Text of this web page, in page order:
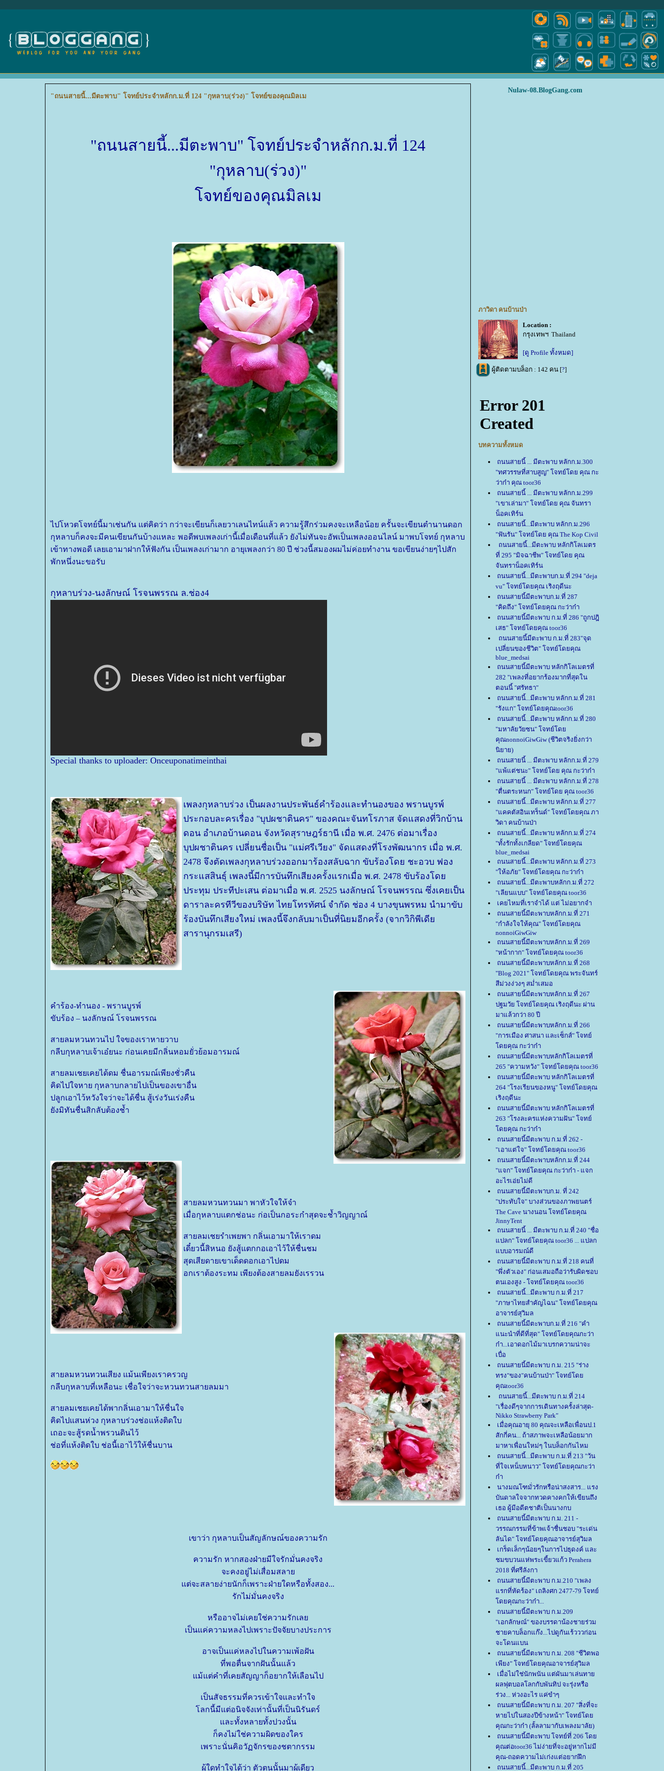
"ถนนสายนี้...มีตะพาบ" โจทย์ประจำหลักก.ม.ที่ 124 "กุหลาบ(ร่วง)" โจทย์ของคุณมิลเม
"ถนนสายนี้...มีตะพาบ" โจทย์ประจำหลักก.ม.ที่ 124
"กุหลาบ(ร่วง)"
จทย์ของคุณมิลเม
ไปโหวตโจทย์นี้มาเช่นกัน แต่คิดว่า กว่าจะเขียนก็เลยวาเลนไทน์แล้ว ความรู้สึกร่วมคงจะเหลือน้อย ครั้นจะเขียนตำนานดอก
กุหลาบก็คงจะมีคนเขียนกันบ้างแหละ พอดีพบเพลงเก่านี้เมื่อเดือนที่แล้ว ยังไม่ทันจะอัพเป็นเพลงออนไลน์ มาพบโจทย์ กุหลาบ
เข้าทางพอดี เลยเอามาฝากให้ฟังกัน เป็นเพลงเก่ามาก อายุเพลงกว่า 80 ปี ช่วงนี้สมองผมไม่ค่อยทำงาน ขอเขียนง่ายๆไปสัก
พักหนึ่งนะขอรับ
กุหลาบร่วง-นงลักษณ์ โรจนพรรณ ล.ช่อง4
Special thanks to uploader: Onceuponatimeinthai
เพลงกุหลาบร่วง เป็นผลงานประพันธ์คำร้องและทำนองของ พรานบูรพ์
ประกอบละครเรื่อง "บุปผชาตินคร" ของคณะจันทโรภาส จัดแสดงที่วิกบ้าน
ดอน อำเภอบ้านดอน จังหวัดสุราษฎร์ธานี เมื่อ พ.ศ. 2476 ต่อมาเรื่อง
บุปผชาตินคร เปลี่ยนชื่อเป็น "แม่ศรีเวียง" จัดแสดงที่โรงพัฒนากร เมื่อ พ.ศ.
2478 จึงตัดเพลงกุหลาบร่วงออกมาร้องสลับฉาก ขับร้องโดย ชะอวบ ฟอง
กระแสสินธุ์ เพลงนี้มีการบันทึกเสียงครั้งแรกเมื่อ พ.ศ. 2478 ขับร้องโด
ประทุม ประทีปะเสน ต่อมาเมื่อ พ.ศ. 2525 นงลักษณ์ โรจนพรรณ ซึ่งเคยเป็น
ดาราละครทีวีของบริษัท ไทยโทรทัศน์ จำกัด ช่อง 4 บางขุนพรหม นำมาขับ
ร้องบันทึกเสียงใหม่ เพลงนี้จึงกลับมาเป็นที่นิยมอีกครั้ง (จากวิกิพีเดี
สารานุกรมเสรี)
คำร้อง-ทำนอง - พรานบูรพ์
ขับร้อง – นงลักษณ์ โรจนพรรณ
สายลมหวนทวนไป ใจของเราหายวาบ
กลีบกุหลาบเจ้าเอ๋ยนะ ก่อนเคยมีกลิ่นหอมยั่วย้อมอารมณ์
สายลมเชยเคยได้ดม ชื่นอารมณ์เพียงชั่วคืน
คิดไปใจหาย กุหลาบกลายไปเป็นของเขาอื่น
ปลูกเอาไว้หวังใจว่าจะได้ชื่น สู้เร่งวันเร่งคืน
ังมิทันชื่นสิกลับต้องช้ำ
สายลมหวนทวนมา พาหัวใจให้จำ
เมื่อกุหลาบแตกช่อนะ ก่อเป็นกอระกำสุดจะช้ำวิญญาณ์
สายลมเชยรำเพยพา กลิ่นเอามาให้เราดม
เดี๋ยวนี้สิหนอ ยังสู้แตกกอเอาไว้ให้ชื่นชม
สุดเสียดายเขาเด็ดดอกเอาไปดม
อกเราต้องระทม เพียงต้องสายลมยังเรรวน
สายลมหวนทวนเสียง แม้นเพียงเราครวญ
กลีบกุหลาบที่เหลือนะ เชื่อใจว่าจะหวนทวนสายลมมา
สายลมเชยเคยได้พากลิ่นเอามาให้ชื่นใจ
คิดไปแสนห่วง กุหลาบร่วงช่อแห้งติดใบ
เถอะจะสู้รดน้ำพรวนดินไว้
ช่อที่แห้งติดใบ ช่อนี้เอาไว้ให้ชื่นบาน
เขาว่า กุหลาบเป็นสัญลักษณ์ของความรัก
ความรัก หากสองฝ่ายมีใจรักมั่นคงจริง
จะคงอยู่ไม่เสื่อมสลา
ต่จะสลายง่ายนักก็เพราะฝ่ายใดหรือทั้งสอง...
รักไม่มั่นคงจริง
หรืออาจไม่เคยใช่ความรักเล
เป็นแค่ความหลงไปเพราะปัจจัยบางประการ
อาจเป็นแค่หลงไปในความเพ้อฝัน
ที่พอตื่นจากฝันนั้นแล้ว
ม้แต่คำที่เคยสัญญาก็อยากให้เลือนไป
เป็นสัจธรรมที่ควรเข้าใจและทำใจ
ลกนี้มีแต่อนิจจังเท่านั้นที่เป็นนิรันดร์
ละทั้งหลายทั้งปวงนั้น
ก็คงไม่ใช่ความผิดของใคร
เพราะนั่นคิอวัฏจักรของชตากรรม
ผู้ใดทำใจได้ว่า ตัวตนนั้นมาผู้เดียว
Nulaw-08.BlogGang.com
ภาวิดา คนบ้านป่า
Location :
กรุงเทพฯ Thailand
[ดู Profile ทั้งหมด]
ผู้ติดตามบล็อก : 142 คน [?]
บทความทั้งหมด
ถนนสายนี้ ... มีตะพาบ หลักก.ม.300
"ทศวรรษที่สาบสูญ" โจทย์โดย คุณ กะ
ว่าก๋า คุณ toor36
ถนนสายนี้ ... มีตะพาบ หลักก.ม.299
"เขาเล่ามา" โจทย์โดย คุณ จันทรา
น็อคเทิร์น
ถนนสายนี้...มีตะพาบ หลักก.ม.296
"ฟันรัน" โจทย์โดย คุณ The Kop Civil
ถนนสายนี้...มีตะพาบ หลักกิโลเมตร
ที่ 295 "มิจฉาชีพ" โจทย์โดย คุณ
จันทราน็อคเทิร์น
ถนนสายนี้...มีตะพาบก.ม.ที่ 294 "deja
vu" โจทย์โดยคุณ เริงฤดีนะ
ถนนสายนี้มีตะพาบก.ม.ที่ 287
"คิดถึง" โจทย์โดยคุณ กะว่าก๋า
ถนนสายนี้มีตะพาบ ก.ม.ที่ 286 "ถูกปฎิ
เสธ" โจทย์โดยคุณ toor36
ถนนสายนี้มีตะพาบ ก.ม.ที่ 283"จุด
เปลี่ยนของชีวิต" โจทย์โดยคุณ
blue_medsai
ถนนสายนี้มีตะพาบ หลักกิโลเมตรที่
282 "เพลงที่อยากร้องมากที่สุดใน
ตอนนี้ "ศรัทธา"
ถนนสายนี้...มีตะพาบ หลักก.ม.ที่ 281
"รังแก" โจทย์โดยคุณtoor36
ถนนสายนี้...มีตะพาบ หลักก.ม.ที่ 280
"มหาลัยวัยซน" โจทย์โด
คุณnonnoiGiwGiw (ชีวิตจริงยิ่งกว่า
นิยาย)
ถนนสายนี้ ... มีตะพาบ หลักก.ม.ที่ 279
"แพ้แต่ชนะ" โจทย์โดย คุณ กะว่าก๋า
ถนนสายนี้ ... มีตะพาบ หลักก.ม.ที่ 278
"ตื่นตระหนก" โจทย์โดย คุณ toor36
ถนนสายนี้...มีตะพาบ หลักก.ม.ที่ 277
"แคคตัสอินเทร็นด์" โจทย์โดยคุณ ภา
วิดา คนบ้านป่า
ถนนสายนี้...มีตะพาบ หลักก.ม.ที่ 274
"ทั้งรักทั้งเกลียด" โจทย์โดยคุณ
blue_medsai
ถนนสายนี้...มีตะพาบ หลักก.ม.ที่ 273
"ให้อภัย" โจทย์โดยคุณ กะว่าก๋า
ถนนสายนี้...มีตะพาบหลักก.ม.ที่ 272
"เลียนแบบ" โจทย์โดยคุณ toor36
เคยไหมที่เราจำได้ แต่ ไม่อยากจำ
ถนนสายนี้มีตะพาบหลักก.ม.ที่ 271
"กำลังใจให้คุณ" โจทย์โดยคุณ
nonnoiGiwGiw
ถนนสายนี้มีตะพาบหลักก.ม.ที่ 269
"หน้ากาก" โจทย์โดยคุณ toor36
ถนนสายนี้มีตะพาบหลักก.ม.ที่ 268
"Blog 2021" โจทย์โดยคุณ พระจันทร์
สีม่วงง่วงๆ สม่ำเสมอ
ถนนสายนี้มีตะพาบหลักก.ม.ที่ 267
ปฐมวัย โจทย์โดยคุณ เริงฤดีนะ ผ่าน
มาแล้วกว่า 80 ปี
ถนนสายนี้มีตะพาบหลักก.ม.ที่ 266
"การเมือง ศาสนา และเซ็กส์" โจทย์
ดยคุณ กะว่าก๋า
ถนนสายนี้มีตะพาบหลักกิโลเมตรที่
265 "ความหวัง" โจทย์โดยคุณ toor36
ถนนสายนี้มีตะพาบ หลักกิโลเมตรที่
264 "โรงเรียนของหนู" โจทย์โดยคุณ
เริงฤดีนะ
ถนนสายนี้มีตะพาบ หลักกิโลเมตรที่
263 "โรงละครแห่งความฝัน" โจทย์
ดยคุณ กะว่าก๋า
ถนนสายนี้มีตะพาบ ก.ม.ที่ 262 -
"เอาแต่ใจ" โจทย์โดยคุณ toor36
ถนนสายนี้มีตะพาบหลักก.ม.ที่ 244
"แจก" โจทย์โดยคุณ กะว่าก๋า - แจก
อะไรเอ่ยไม่ดี
ถนนสายนี้มีตะพาบก.ม. ที่ 242
"ประทับใจ" บางส่วนของภาพยนตร์
The Cave นางนอน โจทย์โดยคุณ
JinnyTent
ถนนสายนี้ ... มีตะพาบ ก.ม.ที่ 240 "ชื่อ
ปลก" โจทย์โดยคุณ toor36 ... แปลก
บบอารมณ์ดี
ถนนสายนี้มีตะพาบ ก.ม.ที่ 218 คนที่
"พึ่งตัวเอง" ก่อนเสมอถือว่ารับผิดชอบ
ตนเองสูง - โจทย์โดยคุณ toor36
ถนนสายนี้...มีตะพาบ ก.ม.ที่ 217
"ภาษาไทยสำคัญไฉน" โจทย์โดยคุณ
อาจารย์สุวิมล
ถนนสายนี้มีตะพาบก.ม.ที่ 216 "คำ
นะนำที่ดีที่สุด" โจทย์โดยคุณกะว่า
ก๋า...เอาดอกไม้มาเบรกความน่าจะ
เบื่อ
ถนนสายนี้มีตะพาบ ก.ม. 215 "ร่าง
ทรง"ของ"คนบ้านป่า" โจทย์โด
คุณtoor36
ถนนสายนี้...มีตะพาบ ก.ม.ที่ 214
"เรื่องดีๆจากการเดินทางครั้งล่าสุด-
Nikko Strawberry Park"
เมื่อคุณอายุ 80 คุณจะเหลือเพื่อนป.1
สักกี่คน... ถ้าสภาพจะเหลือน้อยมาก
มาหาเพื่อนใหม่ๆ ในบล็อกกันไหม
ถนนสายนี้...มีตะพาบ ก.ม.ที่ 213 "วัน
ที่ใจเหน็บหนาว" โจทย์โดยคุณกะว่า
ก๋า
นางมณโฑมั่วรักหรือน่าสงสาร... แรง
บันดาลใจจากทวดคางคกให้เขียนถึง
เธอ ผู้มีอดีตชาติเป็นนางกบ
ถนนสายนี้มีตะพาบ ก.ม. 211 -
วรรณกรรมที่ข้าพเจ้าชื่นชอบ "ระเด่น
ลันได" โจทย์โดยคุณอาจารย์สุวิมล
เกร็ดเล็กๆน้อยๆในการไปธุดงค์ และ
ชมขบวนแห่พระเขี้ยวแก้ว Perahera
2018 ที่ศรีลังกา
ถนนสายนี้มีตะพาบ ก.ม.210 "เพลง
รกที่หัดร้อง" เถลิงศก 2477-79 โจทย์
ดยคุณกะว่าก๋า...
ถนนสายนี้มีตะพาบ ก.ม.209
"เอกลักษณ์" ของบรรดาน้องชายร่วม
ชายคาบล็อกแก๊ง...ไปดูกันเร้วววก่อน
จะโดนแบน
ถนนสายนี้มีตะพาบ ก.ม. 208 "ชีวิตพอ
เพียง" โจทย์โดยคุณอาจารย์สุวิมล
เมื่อไม่ใช่นักพนัน แต่ผันมาเล่นทา
ผลฟุตบอลโลกกับพันทิป จะรุ่งหรือ
ร่วง... ห่วงอะไร แค่ขำๆ
ถนนสายนี้มีตะพาบ ก.ม. 207 "สิ่งที่จะ
หายไปในสองปีข้างหน้า" โจทย์โด
คุณกะว่าก๋า (ลั้ลลามากับเพลงมาลัย)
ถนนสายนี้มีตะพาบ โจทย์ที่ 206 โด
คุณต่อtoor36 ไม่ง่ายที่จะอยู่หากไม่มี
คุณ-ถอดความไม่เก่งแต่อยากฝึก
ถนนสายนี้...มีตะพาบ ก.ม.ที่ 205